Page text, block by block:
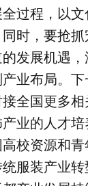
全过程，以
时，要抢
发展机遇
业布局。
全国更多
业的人才
校资源和青
服装产业